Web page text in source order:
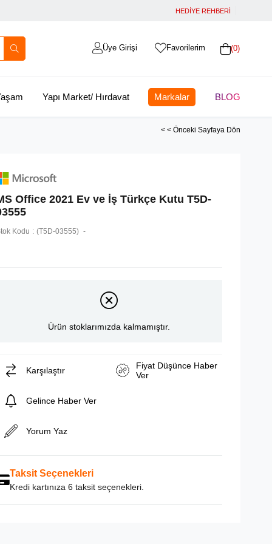
HEDİYE REHBERİ
0
Favorilerim
Üye Girişi
Yapı Market/ Hırdavat Markalar BLOG
< < Önceki Sayfaya Dön
Office 2021 Ev ve İş Türkçe Kutu T5D-
Kodu (T5D-03555)
Ürün stoklarımızda kalmamıştır.
Karşılaştır
Fiyat Düşünce Haber
Ver
Gelince Haber Ver
Yorum Yaz
Taksit Seçenekleri
Kredi kartınıza 6 taksit seçenekleri.